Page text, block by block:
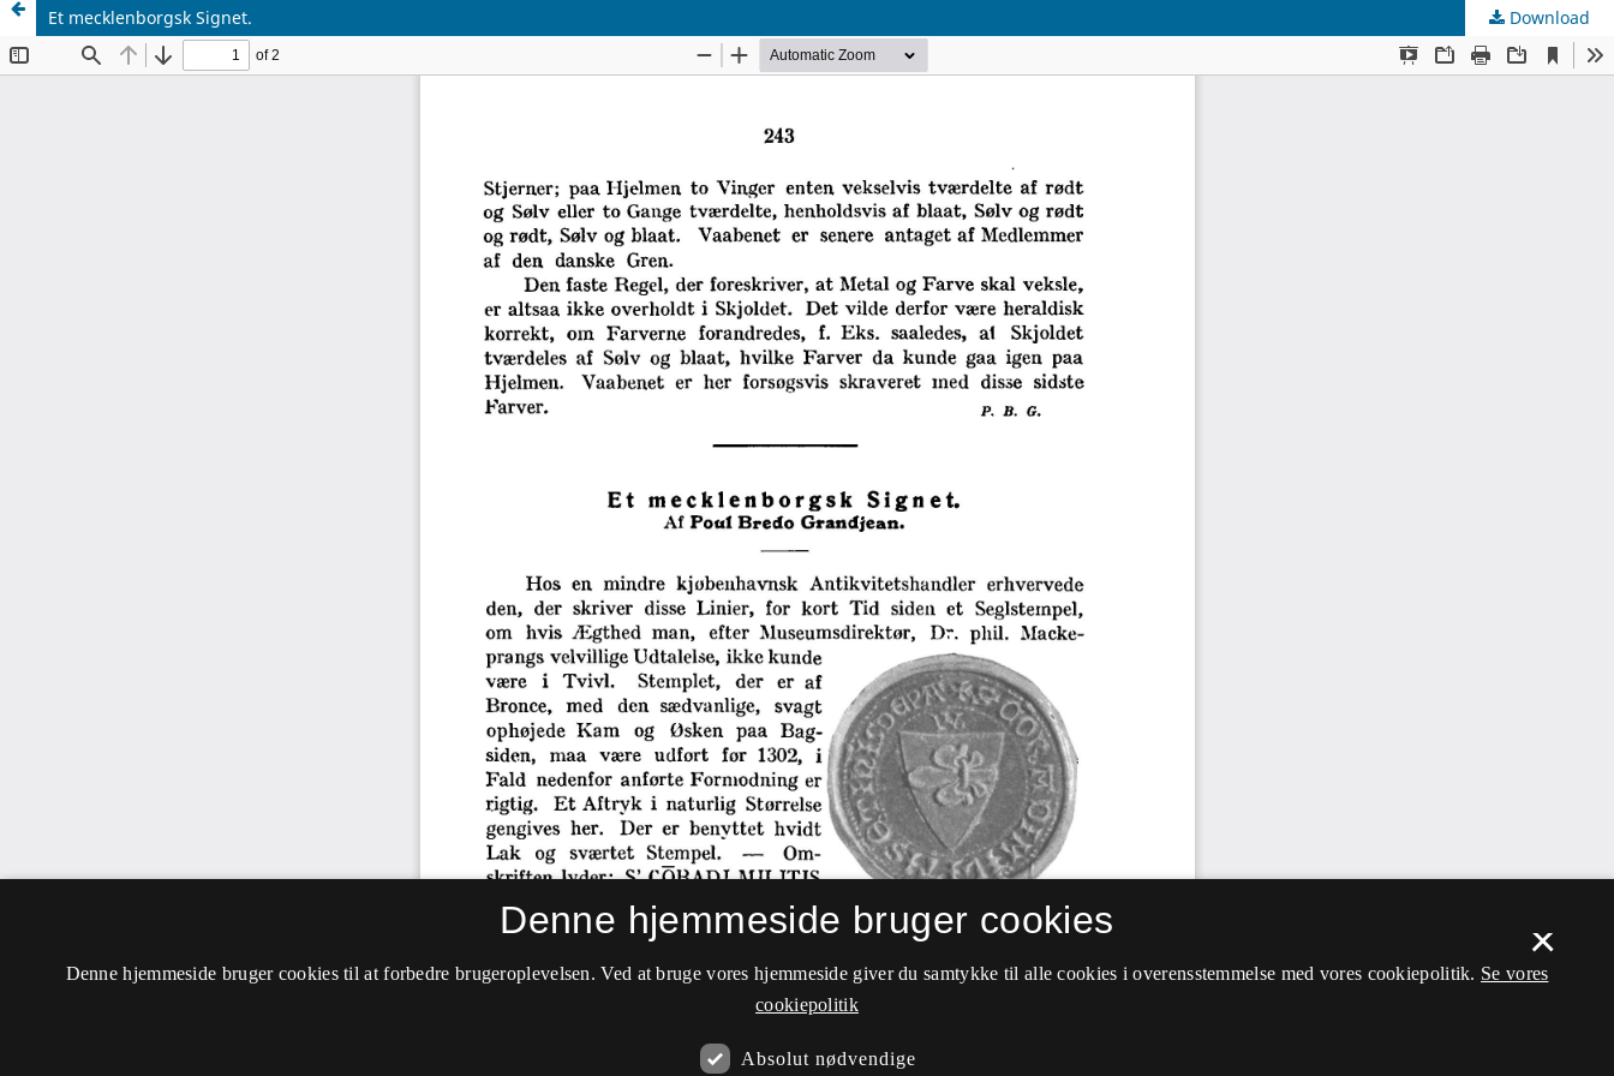
Et mecklenborgsk Signet. Download
×
Denne hjemmeside bruger cookies
Denne hjemmeside bruger cookies til at forbedre brugeroplevelsen. Ved at bruge vores hjemmeside giver du samtykke til alle cookies i overensstemmelse med vores cookiepolitik. Se vores
cookiepolitik
Absolut nødvendige